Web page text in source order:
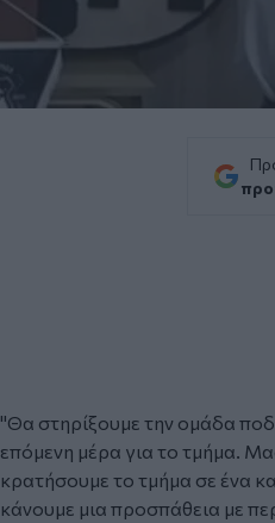
"Θα στηρίξουμε την ομάδα
επόμενη μέρα για το τμήμα.
κρατήσουμε το τμήμα σε ένα
κάνουμε μια προσπάθεια με